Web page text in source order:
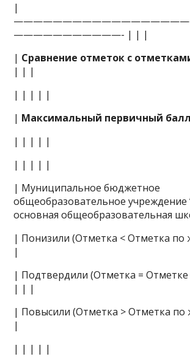
|
———————————- | | |
| Сравнение отметок с
| | |
| | | | |
| Максимальный первичный
| | | | |
| | | | |
| Муниципальное бюджетное
общеобразовательное учреждение
основная общеобразовательная
| Понизили (Отметка < Отметка по
|
| Подтвердили (Отметка = Отметке
| | |
| Повысили (Отметка > Отметка по
|
| | | | |